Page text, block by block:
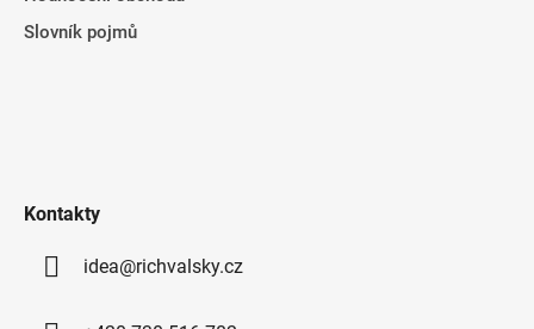
Slovník pojmů
Kontakty
idea@richvalsky.cz